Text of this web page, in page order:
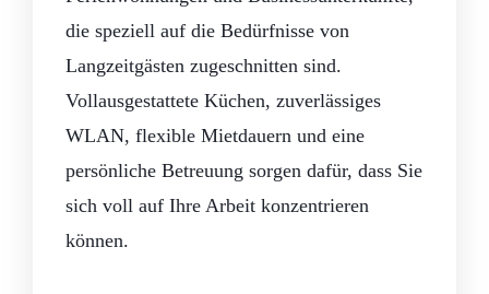
die speziell auf die Bedürfnisse von
Langzeitgästen zugeschnitten sind.
Vollausgestattete Küchen, zuverlässiges
WLAN, flexible Mietdauern und eine
persönliche Betreuung sorgen dafür, dass Sie
sich voll auf Ihre Arbeit konzentrieren
können.